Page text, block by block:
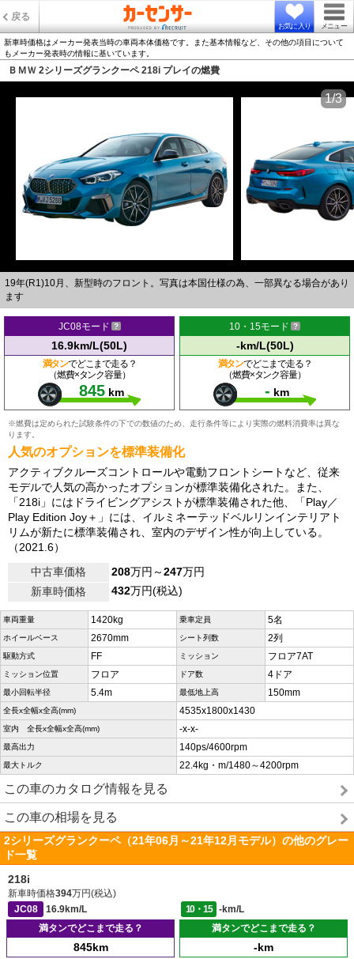
戻る
お気に入り メニュー
新車時価格はメーカー発表当時の車両本体価格です。また基本情報など、その他の項目について
もメーカー発表時の情報に基いています。
ＢＭＷ 2シリーズグランクーペ 218i プレイの燃費
19年(R1)10月、新型時のフロント。写真は本国仕様の為、一部異なる場合があり
ます
1/3
JC08モード
16.9km/L(50L)
満タンでどこまで走る？
（燃費×タンク容量）
845 km
10・15モード
-km/L(50L)
満タンでどこまで走る？
（燃費×タンク容量）
- km
※燃費は定められた試験条件の下での数値のため、走行条件等により実際の燃料消費率は異な
ります。
人気のオプションを標準装備化
アクティブクルーズコントロールや電動フロントシートなど、従来
モデルで人気の高かったオプションが標準装備化された。また、
「218i」にはドライビングアシストが標準装備された他、「Play／
Play Edition Joy＋」には、イルミネーテッドベルリンインテリアト
リムが新たに標準装備され、室内のデザイン性が向上している。
（2021.6）
中古車価格
208万円～247万円
新車時価格
432万円(税込)
車両重量 1420kg 乗車定員 5名
ホイールベース 2670mm シート列数 2列
駆動方式 FF ミッション フロア7AT
ミッション位置 フロア ドア数 4ドア
最小回転半径 5.4m 最低地上高 150mm
全長x全幅x全高(mm) 4535x1800x1430
室内 全長x全幅x全高(mm) -x-x-
最高出力 140ps/4600rpm
最大トルク 22.4kg・m/1480～4200rpm
この車のカタログ情報を見る
この車の相場を見る
2シリーズグランクーペ（21年06月～21年12月モデル）の他のグレー
ド一覧
218i
新車時価格394万円(税込)
JC08
16.9km/L 10・15
-km/L
満タンでどこまで走る？
845km
満タンでどこまで走る？
-km